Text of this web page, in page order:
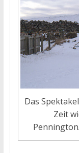
Das
Zeit